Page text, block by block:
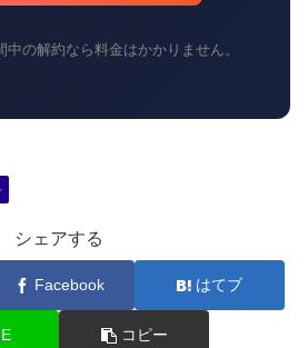
の解約なら料金はかかりません。
シェアする
Facebook はてブ
コピー